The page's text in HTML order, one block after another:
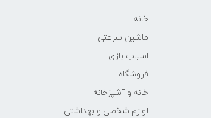
خانه
ماشین سرعتی
اسباب بازی
فروشگاه
خانه و آشپزخانه
لوازم شخصی و بهداشتی